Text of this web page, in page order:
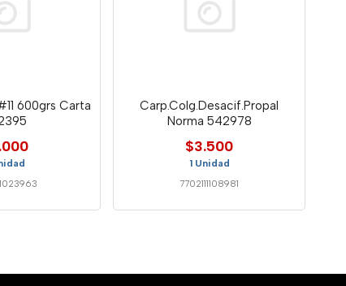
600grs Carta
Carp.Colg.Desacif.Propal
Norma 542978
$3.500
1 Unidad
7702111108981